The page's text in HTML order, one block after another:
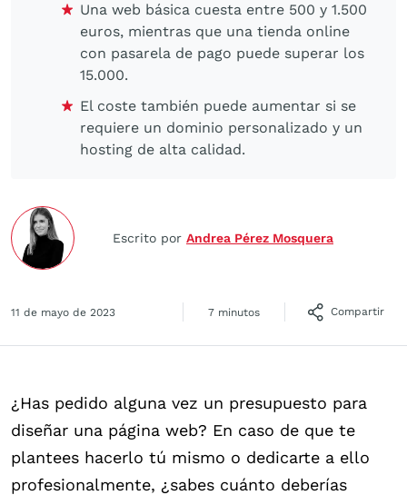
Una web básica cuesta entre 500 y 1.500
euros, mientras que una tienda online
con pasarela de pago puede superar los
15.000.
El coste también puede aumentar si se
requiere un dominio personalizado y un
hosting de alta calidad.
Escrito por Andrea Pérez Mosquera
11 de mayo de 2023 7 minutos Compartir
¿Has pedido alguna vez un presupuesto para
diseñar una página web? En caso de que te
plantees hacerlo tú mismo o dedicarte a ello
profesionalmente, ¿sabes cuánto deberías